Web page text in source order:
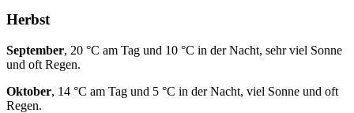
Herbst
September, 20 °C am Tag und 10 °C in der Nacht, sehr viel Sonne
und oft Regen.
Oktober, 14 °C am Tag und 5 °C in der Nacht, viel Sonne und oft
Regen.